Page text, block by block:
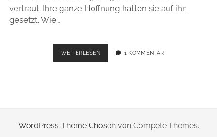
vertraut. Ihre ganze Hoffnung hatten sie auf ihn
gesetzt. Wie…
WEITERLESENGOTT
HAT
AM
1 KOMMENTAR
WordPress-Theme Chosenvon Compete Themes.